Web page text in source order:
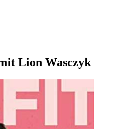
Lion Wasczyk